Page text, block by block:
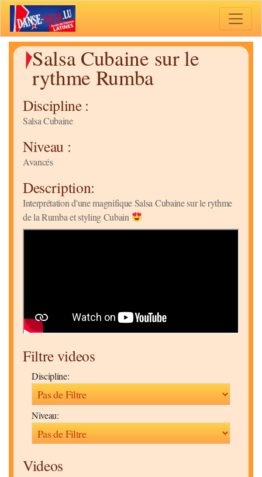
Salsa Cubaine sur le
rythme Rumba
Discipline :
Salsa Cubaine
Niveau :
Avancés
Description:
Interprétation d'une magnifique Salsa Cubaine sur le rythme
de la Rumba et styling Cubain
Filtre videos
Discipline:
Niveau:
Videos